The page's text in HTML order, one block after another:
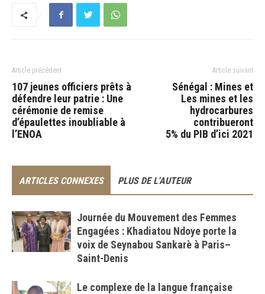
Article précédent
107 jeunes officiers prêts à
défendre leur patrie : Une
cérémonie de remise
d’épaulettes inoubliable à
l’ENOA
Article suivant
Sénégal : Mines et
Les mines et les
hydrocarbures
contribueront
5% du PIB d’ici 2021
ARTICLES CONNEXES PLUS DE L'AUTEUR
Journée du Mouvement des Femmes
Engagées : Khadiatou Ndoye porte la
voix de Seynabou Sankarè à Paris–
Saint-Denis
Le complexe de la langue française